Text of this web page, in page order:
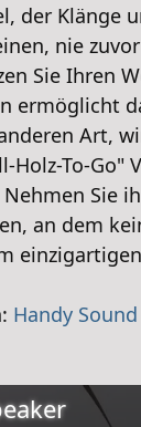
der Klänge
nie
Sie Ihren
ermöglicht
Art,
Holz-To-
Sie
an dem
Handy